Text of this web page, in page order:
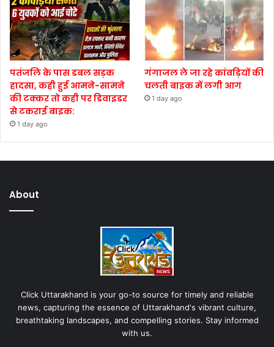
पतंजलि के पास डबल सड़क
हादसा, कही हुई आमने-सामने
की टक्कर तो कही पर डिवाइडर
से टकराई बाइक:
1 day ago
गंगाजल ले जा रहे कांवड़ियों की
चलती बाइक में लगी आग
1 day ago
About
Click Uttarakhand is your go-to source for timely and reliable
news, capturing the essence of Uttarakhand's vibrant culture,
breathtaking landscapes, and compelling stories. Stay informed
with us.